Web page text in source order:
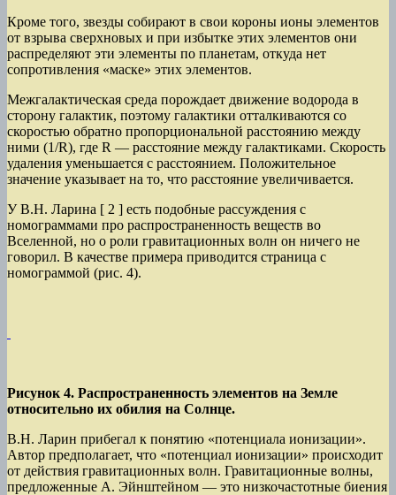
Кроме того, звезды собирают в свои короны ионы элементов
от взрыва сверхновых и при избытке этих элементов они
распределяют эти элементы по планетам, откуда нет
сопротивления «маске» этих элементов.
Межгалактическая среда порождает движение водорода в
сторону галактик, поэтому галактики отталкиваются со
скоростью обратно пропорциональной расстоянию между
ними (1/R), где R — расстояние между галактиками. Скорость
удаления уменьшается с расстоянием. Положительное
значение указывает на то, что расстояние увеличивается.
У В.Н. Ларина [ 2 ] есть подобные рассуждения с
номограммами про распространенность веществ во
Вселенной, но о роли гравитационных волн он ничего не
говорил. В качестве примера приводится страница с
номограммой (рис. 4).
Рисунок 4. Распространенность элементов на Земле
относительно их обилия на Солнце.
В.Н. Ларин прибегал к понятию «потенциала ионизации».
Автор предполагает, что «потенциал ионизации» происходит
от действия гравитационных волн. Гравитационные волны,
предложенные А. Эйнштейном — это низкочастотные биения